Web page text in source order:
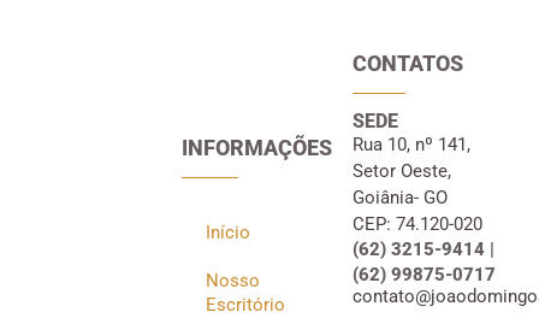
INFORMAÇÕES
Início
Nosso
Escritório
CONTATOS
SEDE
Rua 10, nº 141,
Setor Oeste,
Goiânia- GO
CEP: 74.120-020
(62) 3215-9414 |
(62) 99875-0717